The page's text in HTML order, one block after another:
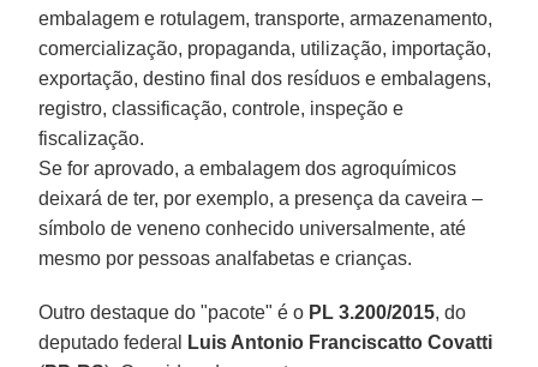
embalagem e rotulagem, transporte, armazenamento,
comercialização, propaganda, utilização, importação,
exportação, destino final dos resíduos e embalagens,
registro, classificação, controle, inspeção e
fiscalização.
Se for aprovado, a embalagem dos agroquímicos
deixará de ter, por exemplo, a presença da caveira –
símbolo de veneno conhecido universalmente, até
mesmo por pessoas analfabetas e crianças.
Outro destaque do "pacote" é o PL 3.200/2015, do
deputado federal
Luis Antonio Franciscatto Covatti